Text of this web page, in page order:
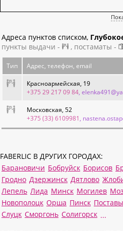
Адреса пунктов списком,
пункты выдачи -
, постаматы -
Тип Адрес, телефон, email
Красноармейская, 19
+375 29 217 09 84,
Московская, 52
+375 (33) 6109981,
FABERLIC В ДРУГИХ ГОРОДАХ:
Барановичи Бобруйск Борисов
Гродно Дзержинск Дятлово
Лепель Лида Минск Могилев
Новополоцк Орша Пинск Поставы
Слуцк Сморгонь Солигорск ...